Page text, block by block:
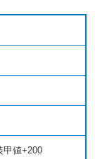
甲値+200